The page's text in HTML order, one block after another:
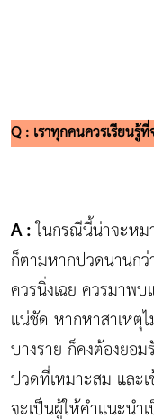
Q : เราทุกคนควรเรียนรู้
A :ในกรณีนี้น่าจะหม
ก็ตามหากปวดนานก
ควรนิ่งเฉย ควรมาพ
แน่ชัด หากหาสาเหตุ
บางราย ก็คงต้องยอ
ปวดที่เหมาะสม และ
จะเป็นผู้ให้คำแนะนำ